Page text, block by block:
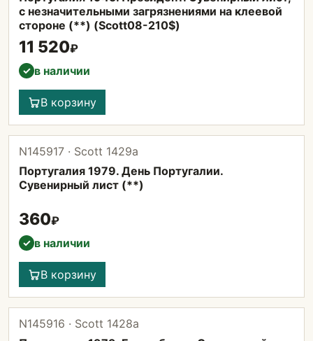
с незначительными загрязнениями на клеевой
стороне (**) (Scott08-210$)
11 520₽
✓ в наличии
В корзину
N145917 · Scott 1429а
Португалия 1979. День Португалии.
Сувенирный лист (**)
360₽
✓ в наличии
В корзину
N145916 · Scott 1428а